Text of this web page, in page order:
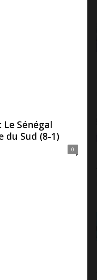
Sénégal
du Sud (8-1)
0